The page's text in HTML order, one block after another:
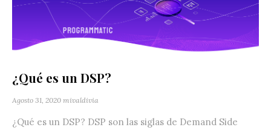
¿Qué es un DSP?
Agosto 31, 2020 mivaldivia
¿Qué es un DSP? DSP son las siglas de Demand Side